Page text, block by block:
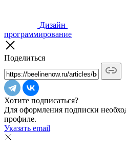
Дизайн
программирование
Поделиться
Хотите подписаться?
Для оформления подписки
профиле.
Указать email